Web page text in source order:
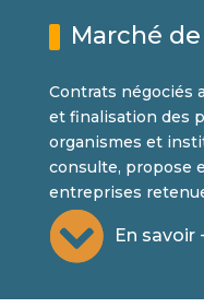
Marché
Contrats négociés
et finalisation des
organismes et
consulte, propose
entreprises
En savoir